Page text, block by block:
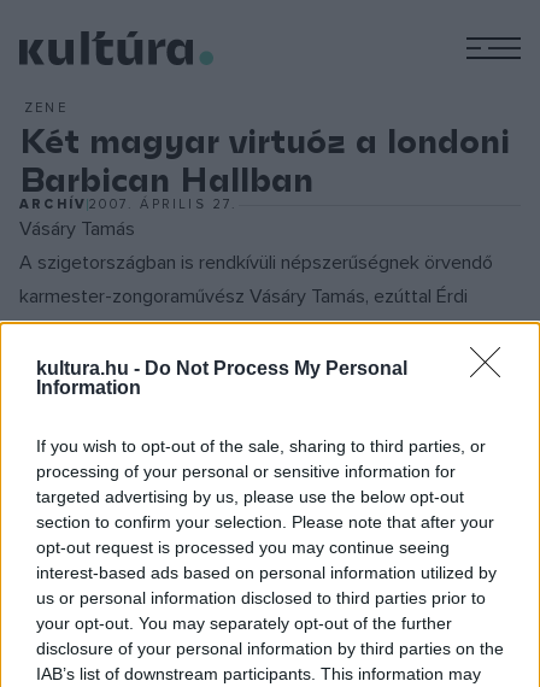
kultura.hu - Do Not Process My Personal
Information
If you wish to opt-out of the sale, sharing to third parties, or
processing of your personal or sensitive information for
targeted advertising by us, please use the below opt-out
section to confirm your selection. Please note that after your
opt-out request is processed you may continue seeing
interest-based ads based on personal information utilized by
us or personal information disclosed to third parties prior to
your opt-out. You may separately opt-out of the further
disclosure of your personal information by third parties on the
IAB’s list of downstream participants. This information may
ZENE
Két magyar virtuóz a londoni
Barbican Hallban
ARCHÍV2007. ÁPRILIS 27.
Vásáry Tamás
A szigetországban is rendkívüli népszerűségnek örvendő
karmester-zongoraművész Vásáry Tamás, ezúttal Érdi
Tamás zongoraművésszel és a London Schools Symphony
Orchestra-val lép fel a Barbican színpadán. Az est folyamán
Mozart, Dubrovai László valamint Alton Bruckner műveket
Vásáryt kivételes tisztelet és megbecsülés övezi Nagy-
Britanniában. Koncertjei jegyeit rendre elkapkodják, nem
csupán Londonban, de az ország többi nagyvárosában is.
Legutóbb tavaly novemberben lépett fel a londoni Magyar
Kulturális Központ és a St. James' s Palace által rendezett
1956-os megemlékezésen a St. Jame's Palotában.